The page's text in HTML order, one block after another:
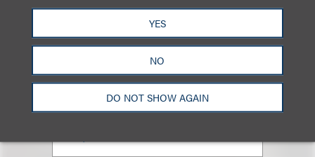
YES
NO
DO NOT SHOW AGAIN
Kenneth A. Adler
(he/him)
合伙人
+1.212.407.4284
Email